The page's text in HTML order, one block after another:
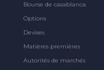
Bourse de casablanca
Options
Devises
Matières premières
Autorités de marchés